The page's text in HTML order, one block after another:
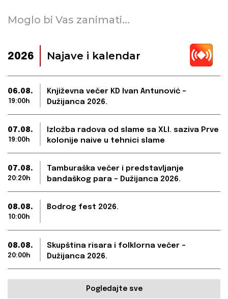
Moglo bi Vas zanimati...
2026 Najave i kalendar
06.08.
19:00h
Književna večer KD Ivan Antunović –
Dužijanca 2026.
07.08.
19:00h
Izložba radova od slame sa XLI. saziva Prve
kolonije naive u tehnici slame
07.08.
20:20h
Tamburaška večer i predstavljanje
bandaškog para – Dužijanca 2026.
08.08.
10:00h
Bodrog fest 2026.
08.08.
20:00h
Skupština risara i folklorna večer –
Dužijanca 2026.
Pogledajte sve